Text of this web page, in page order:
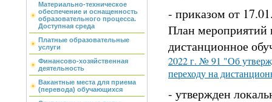
Материально-техническое
обеспечение и оснащенность
образовательного процесса.
Доступная среда
Платные образовательные
услуги
Финансово-хозяйственная
деятельность
Вакантные места для приема
(перевода) обучающихся
- приказом от
План мероприятий
дистанционное
2022 г. № 91 "Об
переходу на
- утвержден